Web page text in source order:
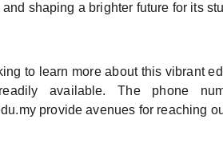
shaping a brighter future for its
to learn more about this vibrant
available. The phone
provide avenues for reaching